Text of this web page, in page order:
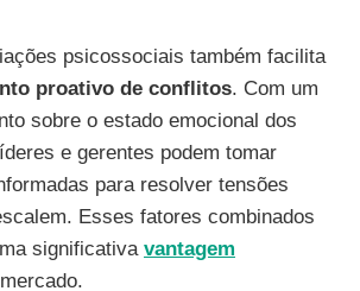
psicossociais também facilita
proativo de conflitos. Com um
sobre o estado emocional dos
e gerentes podem tomar
para resolver tensões
Esses fatores combinados
significativa vantagem